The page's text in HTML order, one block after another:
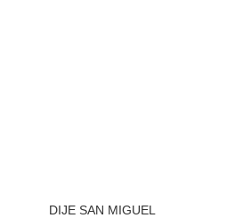
DIJE SAN MIGUEL